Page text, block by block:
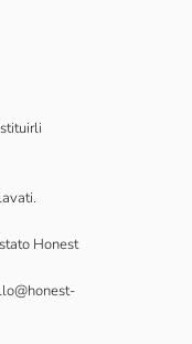
Honest